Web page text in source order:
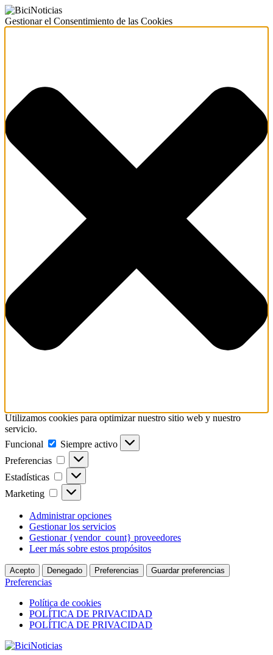
Gestionar el Consentimiento de las Cookies
Utilizamos cookies para optimizar nuestro sitio web y nuestro
servicio.
Funcional
Funcional
Siempre activo
Preferencias
Preferencias
Estadísticas Estadísticas
Marketing Marketing
Administrar opciones
Gestionar los servicios
Gestionar {vendor_count} proveedores
Leer más sobre estos propósitos
Acepto Denegado Preferencias Guardar preferencias
Preferencias
Política de cookies
POLÍTICA DE PRIVACIDAD
POLÍTICA DE PRIVACIDAD